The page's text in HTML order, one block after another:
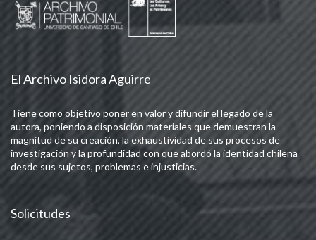
El Archivo Isidora Aguirre
Tiene como objetivo poner en valor y difundir el legado de la
autora, poniendo a disposición materiales que demuestran la
magnitud de su creación, la exhaustividad de sus procesos de
investigación y la profundidad con que abordó la identidad chilena
desde sus sujetos, problemas e injusticias.
Solicitudes